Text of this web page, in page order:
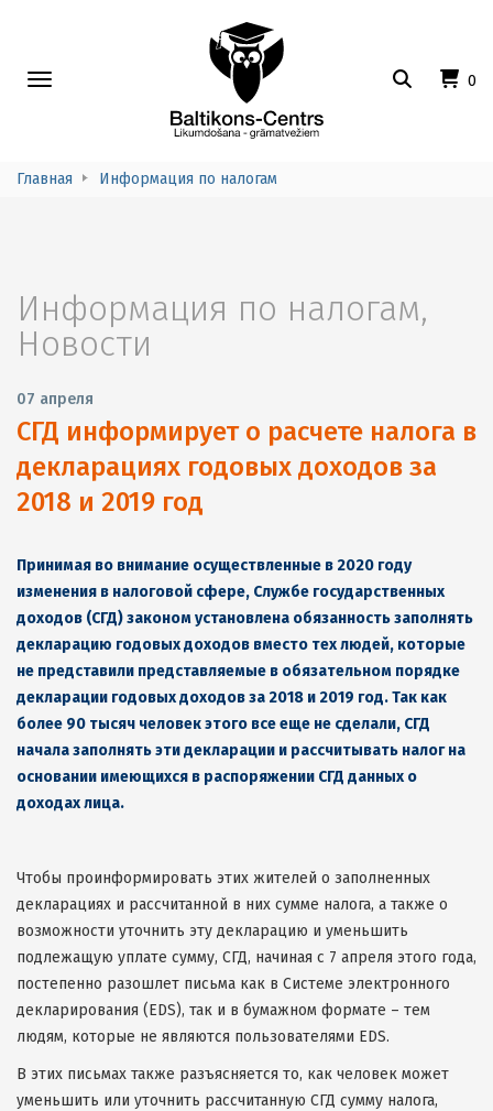
0
Toggle
Главная Информация по налогам
Информация по налогам,
Новости
07 апреля
СГД информирует о расчете налога в
декларациях годовых доходов за
2018 и 2019 год
Принимая во внимание осуществленные в2020 году
изменения в налоговой сфере, Службе государственных
доходов (СГД)законом установлена обязанность заполнять
декларацию годовых доходов вместо тех людей, которые
не представили представляемые в обязательном порядке
декларации годовых доходов за2018 и2019 год.Так как
более 90 тысяч человек этого все еще не сделали, СГД
начала заполнять эти декларации и рассчитывать налог на
основании имеющихся в распоряжении СГД данных о
доходах лица.
Чтобы проинформировать этих жителей о заполненных
декларациях и рассчитанной в них сумме налога, а также о
возможности уточнить эту декларацию и уменьшить
подлежащую уплате сумму, СГД, начиная с 7 апреля этого года,
постепенно разошлет письма как в Системе электронного
декларирования (EDS), так и в бумажном формате – тем
людям, которые не являются пользователями EDS.
В этих письмах также разъясняется то, как человек может
уменьшить или уточнить рассчитанную СГД сумму налога,